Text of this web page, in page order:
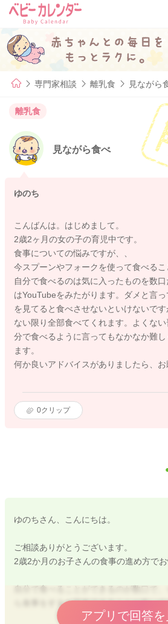
専門家相談 離乳食 見ながら
離乳食
見ながら食べ
ゆのち
こんばんは。はじめまして。
2歳2ヶ月の女の子の育児中です。
食事についての悩みですが、、
今スプーンやフォークを使って食べるこ
自分で食べるのは気に入ったものを数
はYouTubeをみたがります。ダメと言
を見てると食べさせないといけないで
ない限り全部食べてくれます。よくな
分で食べるように言ってもなかなか難
ます。
何か良いアドバイスがありましたら、お
0クリップ
ゆのちさん、こんにちは。
ご相談ありがとうございます。
2歳2か月のお子さんの食事の進め方でお
自分で食べることができるのが数口で、
ら食事をすると完食できることが多い
アプリで回答を